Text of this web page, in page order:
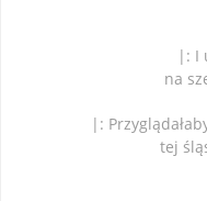
|: I
na
|:
tej